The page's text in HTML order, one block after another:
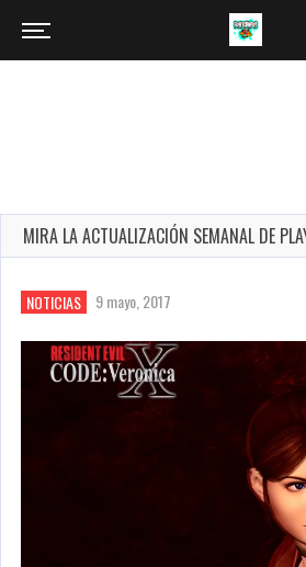
MIRA LA ACTUALIZACIÓN SEMANAL DE
NOTICIAS 9 mayo, 2017